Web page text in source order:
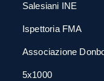
Salesiani INE
Ispettoria FMA
Associazione
5x1000